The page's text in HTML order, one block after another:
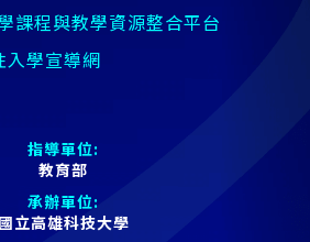
課程與教學資源整合平台
入學宣導網
指導單位:
教育部
承辦單位:
國立高雄科技大學